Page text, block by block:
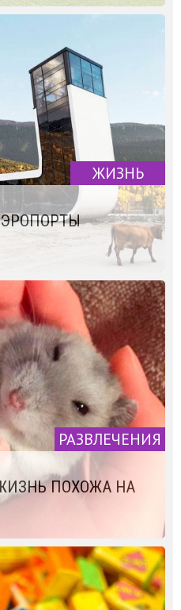
ЖИЗНЬ
РАЗВЛЕЧЕНИЯ
ПОХОЖА НА